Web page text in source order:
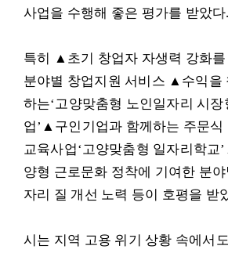
사업을 수행해 좋은 평가를 받았다.
특히 ▲ 초기 창업자 자생력 강화
분야별 창업지원 서비스 ▲ 수익을
하는‘고양맞춤형 노인일자리 시장
업’ ▲ 구인기업과 함께하는 주문식
교육사업‘고양맞춤형 일자리학교’
양형 근로문화 정착에 기여한 분야
자리 질 개선 노력 등이 호평을 받
시는 지역 고용 위기 상황 속에서